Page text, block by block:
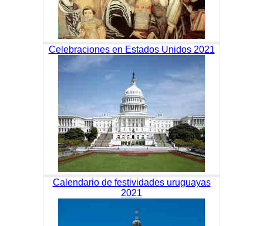
Celebraciones en Estados Unidos 2021
Calendario de festividades uruguayas
2021